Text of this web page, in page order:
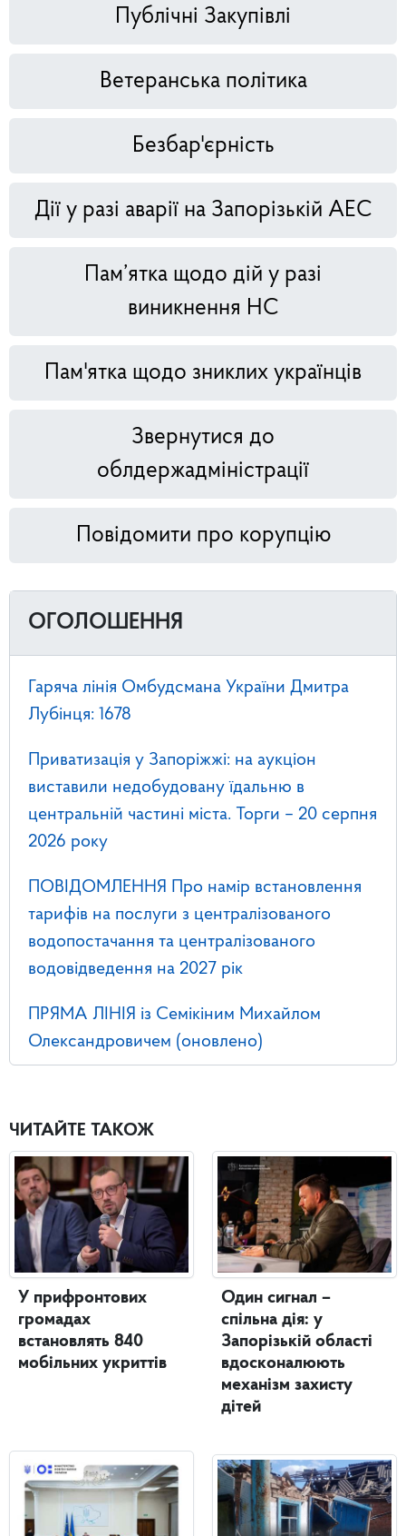
Публічні Закупівлі
Ветеранська політика
Безбар'єрність
Дії у разі аварії на Запорізькій АЕС
Пам’ятка щодо дій у разі
виникнення НС
Пам'ятка щодо зниклих українців
Звернутися до
облдержадміністрації
Повідомити про корупцію
ОГОЛОШЕННЯ
Гаряча лінія Омбудсмана України Дмитра
Лубінця: 1678
Приватизація у Запоріжжі: на аукціон
виставили недобудовану їдальню в
центральній частині міста. Торги – 20 серпня
2026 року
ПОВІДОМЛЕННЯ Про намір встановлення
тарифів на послуги з централізованого
водопостачання та централізованого
водовідведення на 2027 рік
ПРЯМА ЛІНІЯ із Семікіним Михайлом
Олександровичем (оновлено)
ЧИТАЙТЕ ТАКОЖ
У прифронтових
громадах
встановлять 840
мобільних укриттів
Один сигнал –
спільна дія: у
Запорізькій області
вдосконалюють
механізм захисту
дітей